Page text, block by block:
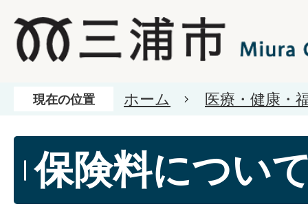
現在の位置 ホーム 医療・健康・
保険料につい